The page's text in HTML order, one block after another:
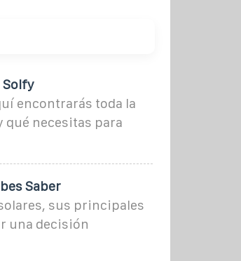
Solfy
encontrarás toda la
necesitas para
Saber
sus principales
una decisión